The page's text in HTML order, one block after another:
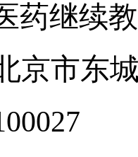
药继续
京市东